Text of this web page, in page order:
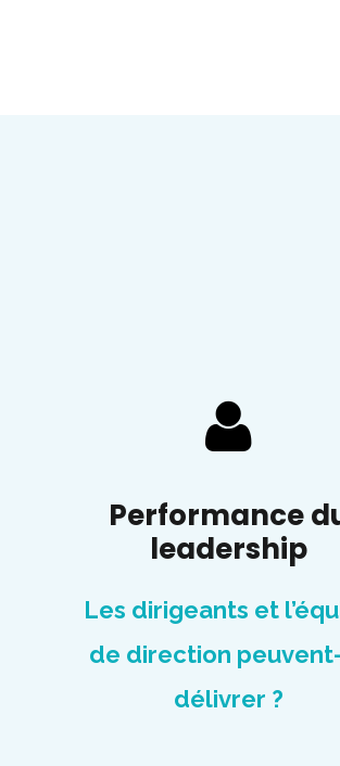
Performance
leadership
Les dirigeants et
de direction
délivrer ?